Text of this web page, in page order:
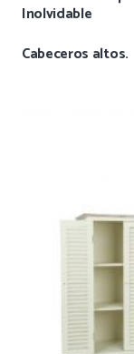
Inolvidable
Cabeceros altos.